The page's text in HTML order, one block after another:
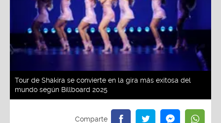
mundo según Billboard 2025